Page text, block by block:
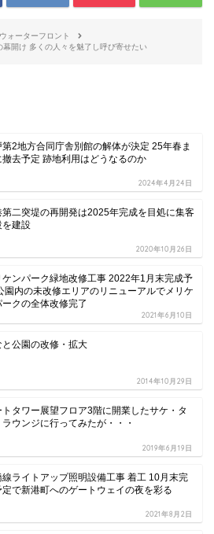
ウォーターフロント
開け 多くの人々を魅了し呼び寄せたい
第2地方合同庁舎別館の解体が決定 25年春ま
撤去予定 跡地利用はどうなるのか
2024年4月24日
第二突堤の再開発は2025年完成を目処に集客
を建設
2020年10月26日
ケンパーク緑地改修工事 2022年1月末完成予
園内の未改修エリアのリニューアルでメリケ
ークの全体改修完了
2021年6月10日
と公園の改修・拡大
2014年10月29日
トタワー展望フロア3階に開業したサケ・タ
ラウンジに行ってみたが・・・
2019年6月19日
線ライトアップ照明設備工事 着工 10月末完
定で新港町へのゲートウェイの夜を彩る
2021年8月2日